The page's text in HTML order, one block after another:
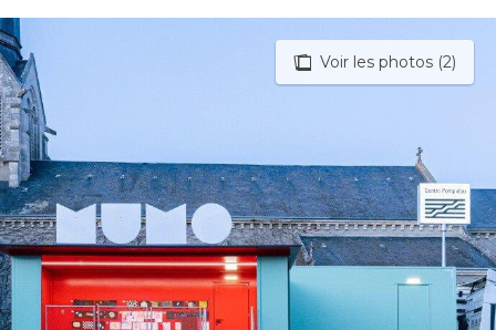
Aller
au
contenu
principal
Voir les photos (2)